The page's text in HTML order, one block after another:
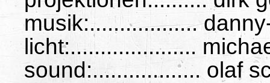
musik:..................
licht:.....................
sound:.................. olaf